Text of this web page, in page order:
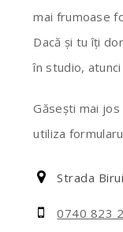
mai frumoase
Dacă și tu îți
în studio,
Găsești mai
utiliza
Strada
0740 823